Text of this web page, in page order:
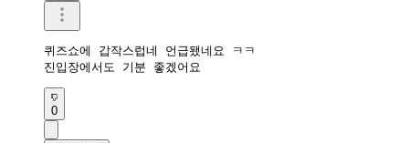
퀴즈쇼에 갑작스럽네 언급됐네요 ㅋㅋ
진입장에서도 기분 좋겠어요
0